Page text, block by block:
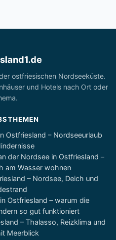
ostfriesischen Nordseeküste.
und Hotels nach Ort oder
Ostfriesland – Nordseeurlaub
der Nordsee in Ostfriesland –
am Wasser wohnen
– Nordsee, Deich und
Ostfriesland – warum die
so gut funktioniert
– Thalasso, Reizklima und
Meerblick